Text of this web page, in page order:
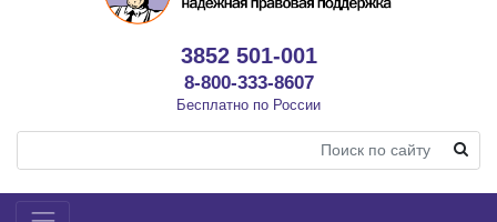
3852 501-001
8-800-333-8607
Бесплатно по России